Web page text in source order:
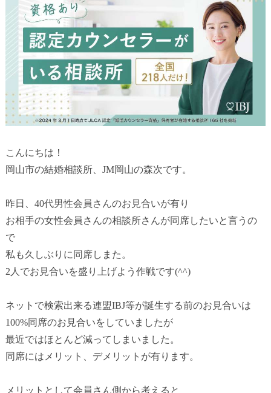
こんにちは！
岡山市の結婚相談所、JM岡山の森次です。
昨日、40代男性会員さんのお見合いが有り
お相手の女性会員さんの相談所さんが同席したいと言うの
で
私も久しぶりに同席しまた。
2人でお見合いを盛り上げよう作戦です(^^)
ネットで検索出来る連盟IBJ等が誕生する前のお見合いは
100%同席のお見合いをしていましたが
最近ではほとんど減ってしまいました。
同席にはメリット、デメリットが有ります。
メリットとして会員さん側から考えると